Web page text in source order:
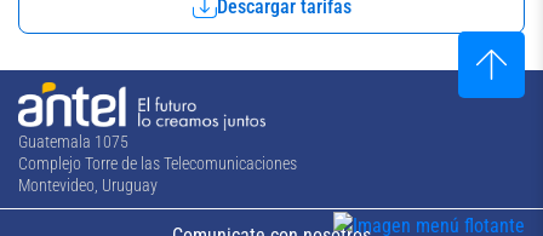
Descargar tarifas
Guatemala 1075
Complejo Torre de las Telecomunicaciones
Montevideo, Uruguay